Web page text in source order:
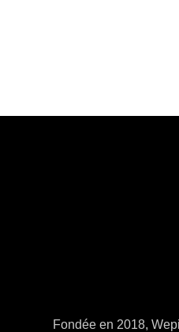
Fondée en 2018,